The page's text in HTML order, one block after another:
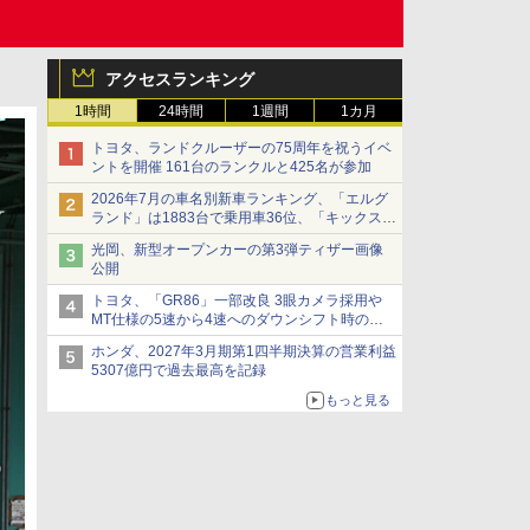
アクセスランキング
1時間 24時間 1週間 1カ月
トヨタ、ランドクルーザーの75周年を祝うイベ
ントを開催 161台のランクルと425名が参加
2026年7月の車名別新車ランキング、「エルグ
ランド」は1883台で乗用車36位、「キックス」
は2591台で27位に
光岡、新型オープンカーの第3弾ティザー画像
公開
トヨタ、「GR86」一部改良 3眼カメラ採用や
MT仕様の5速から4速へのダウンシフト時の操
作性向上など
ホンダ、2027年3月期第1四半期決算の営業利益
5307億円で過去最高を記録
もっと見る